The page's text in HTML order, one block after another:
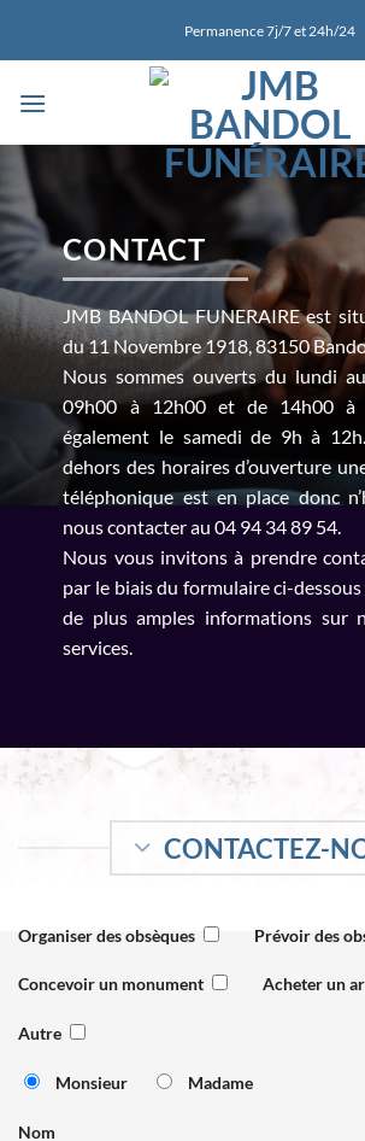
Permanence 7j/7 et 24h/24
CONTACT
JMB BANDOL FUNERAIRE est
du 11 Novembre 1918, 83150
Nous sommes ouverts du lundi
09h00 à 12h00 et de 14h00 à
également le samedi de 9h à
dehors des horaires d’ouverture
téléphonique est en place donc
nous contacter au 04 94 34 89 54.
Nous vous invitons à prendre
par le biais du formulaire ci-
de plus amples informations sur
services.
CONTACTEZ-
Organiser des obsèques Prévoir des
Concevoir un monument Acheter un
Autre
Monsieur Madame
Nom